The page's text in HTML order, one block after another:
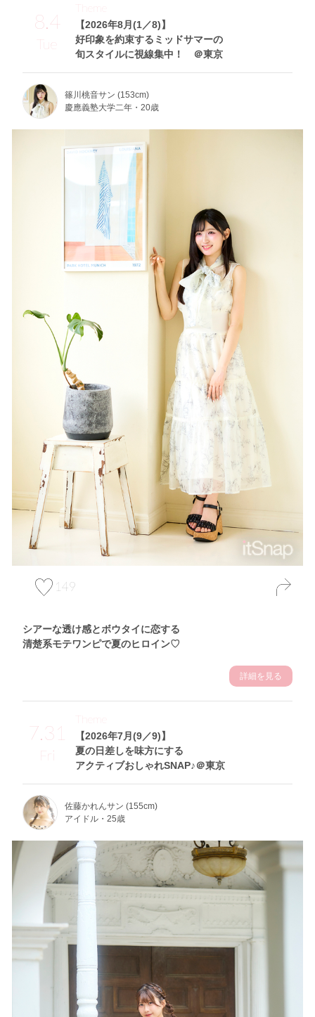
8.4
Tue
【2026年8月(1／8)】
好印象を約束するミッドサマーの
旬スタイルに視線集中！ ＠東京
Theme
篠川桃音サン (153cm)
慶應義塾大学二年・20歳
149
シアーな透け感とボウタイに恋する
清楚系モテワンピで夏のヒロイン♡
詳細を見る
7.31
Fri
【2026年7月(9／9)】
夏の日差しを味方にする
アクティブおしゃれSNAP♪＠東京
Theme
佐藤かれんサン (155cm)
アイドル・25歳